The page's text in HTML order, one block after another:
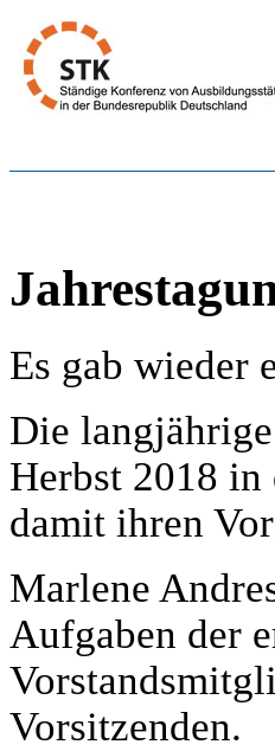
Es gab wieder
Die
Herbst 2018 in
damit ihren
Marlene
Aufgaben der
Vorsitzenden.